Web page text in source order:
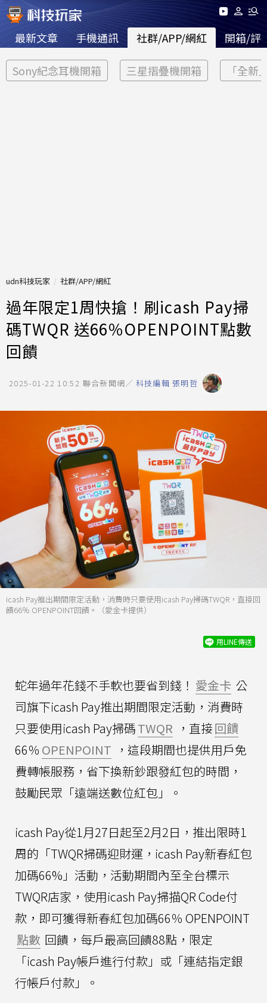
最新文章 手機通訊 社群/APP/網紅 開箱/評
Sony紀念耳機開箱 三星摺疊機開箱 「全新
udn科技玩家 社群/APP/網紅
過年限定1周快搶！刷icash Pay掃
碼TWQR 送66％OPENPOINT點數
回饋
2025-01-22 10:52 聯合新聞網／ 科技編輯 張明哲
icash Pay推出期間限定活動，消費時只要使用icash Pay掃碼TWQR，直接回
饋66％ OPENPOINT回饋。（愛金卡提供）
用LINE傳送
蛇年過年花錢不手軟也要省到錢！ 愛金卡 公
司旗下icash Pay推出期間限定活動，消費時
只要使用icash Pay掃碼TWQR ，直接回饋
66％ OPENPOINT ，這段期間也提供用戶免
費轉帳服務，省下換新鈔跟發紅包的時間，
鼓勵民眾「遠端送數位紅包」。
icash Pay從1月27日起至2月2日，推出限時1
周的「TWQR掃碼迎財運，icash Pay新春紅包
加碼66%」活動，活動期間內至全台標示
TWQR店家，使用icash Pay掃描QR Code付
款，即可獲得新春紅包加碼66％ OPENPOINT
點數 回饋，每戶最高回饋88點，限定
「icash Pay帳戶進行付款」或「連結指定銀
行帳戶付款」。